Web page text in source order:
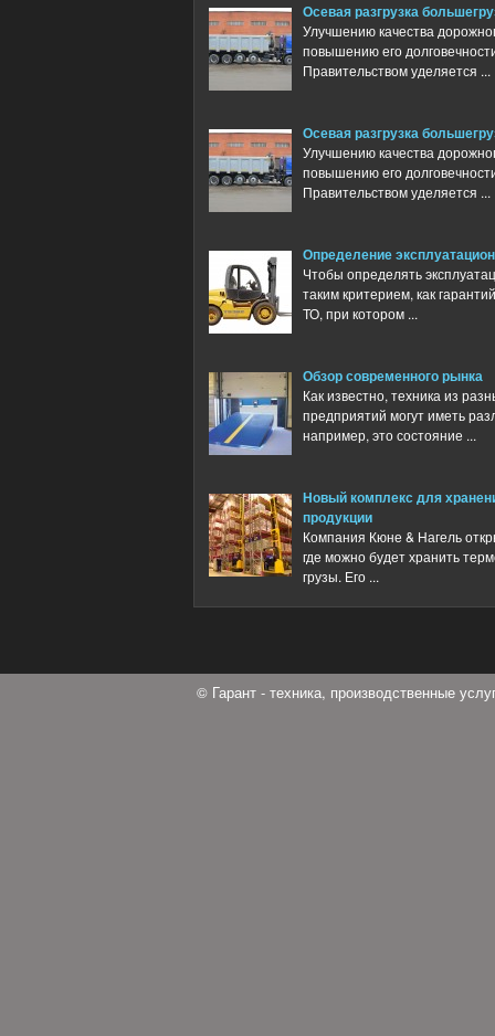
Осевая разгрузка
Улучшению качества
повышению его
Правительством уделяется ...
Осевая разгрузка
Улучшению качества
повышению его
Правительством уделяется ...
Определение
Чтобы определять
таким критерием, как
ТО, при котором ...
Обзор современного рынка
Как известно, техника из
предприятий могут иметь
например, это состояние ...
Новый комплекс для
продукции
Компания Кюне & Нагель
где можно будет хранить
грузы. Его ...
© Гарант - техника, производственные